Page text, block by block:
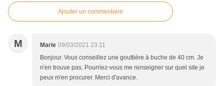
Ajouter un commentaire
M Marie 09/03/2021 23:11
Bonjour. Vous conseillez une gouttière à buche de 40 cm. Je
n'en trouve pas. Pourriez-vous me renseigner sur quel site je
peux m'en procurer. Merci d'avance.